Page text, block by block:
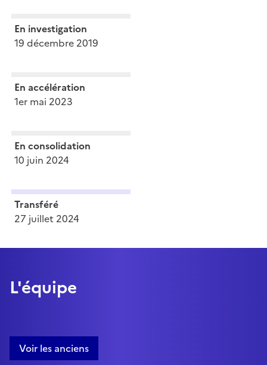
En investigation
19 décembre 2019
En accélération
1er mai 2023
En consolidation
10 juin 2024
Transféré
27 juillet 2024
L'équipe
Voir les anciens